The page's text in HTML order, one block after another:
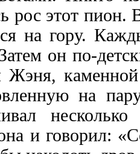
рос этот
на гору.
он по-
каменной
на
и говорил: